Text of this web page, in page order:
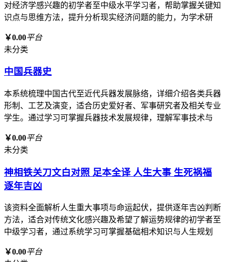
对经济学感兴趣的初学者至中级水平学习者，帮助掌握关键知
识点与思维方法，提升分析现实经济问题的能力，为学术研
￥0.00平台
未分类
中国兵器史
本系统梳理中国古代至近代兵器发展脉络，详细介绍各类兵器
形制、工艺及演变，适合历史爱好者、军事研究者及相关专业
学生。通过学习可掌握兵器技术发展规律，理解军事技术与
￥0.00平台
未分类
神相铁关刀文白对照 足本全译 人生大事 生死祸福
逐年吉凶
该资料全面解析人生重大事项与命运起伏，提供逐年吉凶判断
方法，适合对传统文化感兴趣及希望了解运势规律的初学者至
中级学习者，通过系统学习可掌握基础相术知识与人生规划
￥0.00平台